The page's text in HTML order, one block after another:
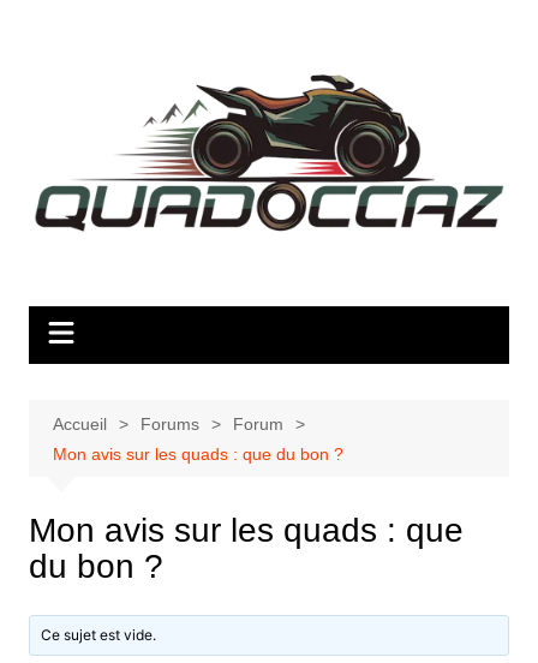
Accueil Forums
Forum
Mon avis sur les quads : que du bon ?
Mon avis sur les quads : que
du bon ?
Ce sujet est vide.